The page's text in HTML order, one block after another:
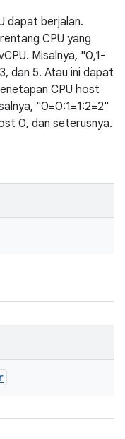
dapat berjalan.
CPU yang
Misalnya, "0,1-
dan 5. Atau ini dapat
CPU host
"0=0:1=1:2=2"
0, dan seterusnya.